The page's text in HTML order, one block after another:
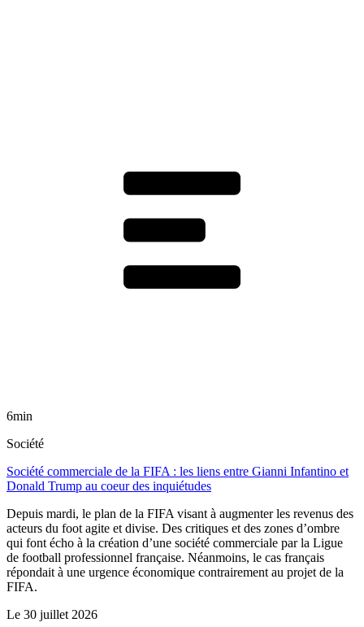
6min
Société
Société commerciale de la FIFA : les liens entre Gianni Infantino et
Donald Trump au coeur des inquiétudes
Depuis mardi, le plan de la FIFA visant à augmenter les revenus des
acteurs du foot agite et divise. Des critiques et des zones d’ombre
qui font écho à la création d’une société commerciale par la Ligue
de football professionnel française. Néanmoins, le cas français
répondait à une urgence économique contrairement au projet de la
FIFA.
Le 30 juillet 2026